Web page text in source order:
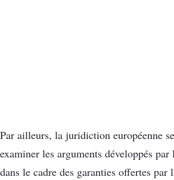
Par ailleurs, la juridiction européenne
examiner les arguments développés par
dans le cadre des garanties offertes par